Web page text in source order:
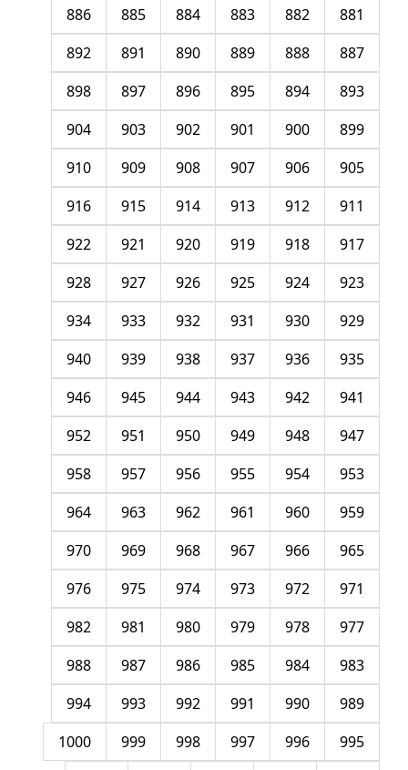
881
882
883
884
885
886
887
888
889
890
891
892
893
894
895
896
897
898
899
900
901
902
903
904
905
906
907
908
909
910
911
912
913
914
915
916
917
918
919
920
921
922
923
924
925
926
927
928
929
930
931
932
933
934
935
936
937
938
939
940
941
942
943
944
945
946
947
948
949
950
951
952
953
954
955
956
957
958
959
960
961
962
963
964
965
966
967
968
969
970
971
972
973
974
975
976
977
978
979
980
981
982
983
984
985
986
987
988
989
990
991
992
993
994
995
996
997
998
999
1000